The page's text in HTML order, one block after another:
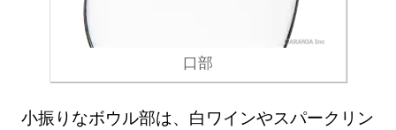
口部
小振りなボウル部は、白ワインやスパークリン